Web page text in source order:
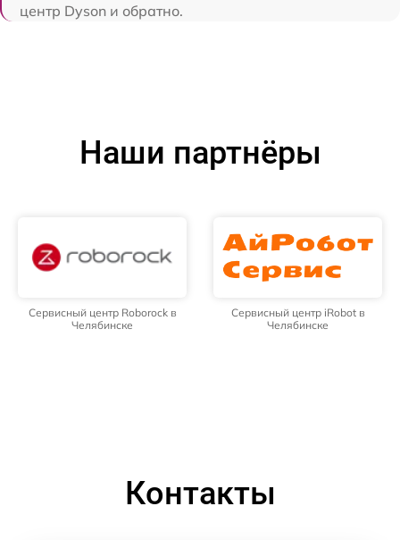
центр Dyson и обратно.
Наши партнёры
Сервисный центр Roborock в
Челябинске
Сервисный центр iRobot в
Челябинске
Контакты